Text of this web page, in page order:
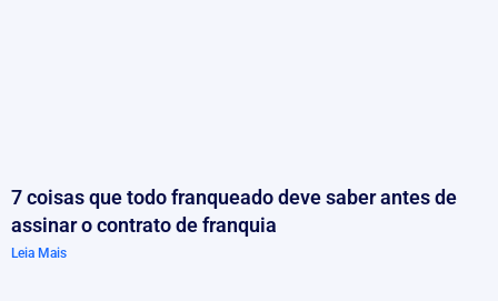
7 coisas que todo franqueado deve saber antes de
assinar o contrato de franquia
Leia Mais